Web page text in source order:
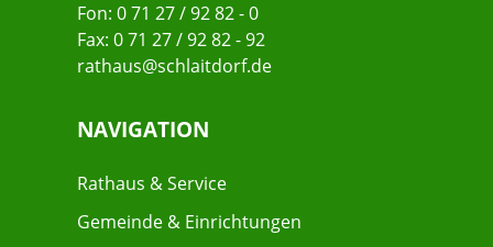
Fon: 0 71 27 / 92 82 - 0
Fax: 0 71 27 / 92 82 - 92
rathaus@schlaitdorf.de
NAVIGATION
Rathaus & Service
Gemeinde & Einrichtungen